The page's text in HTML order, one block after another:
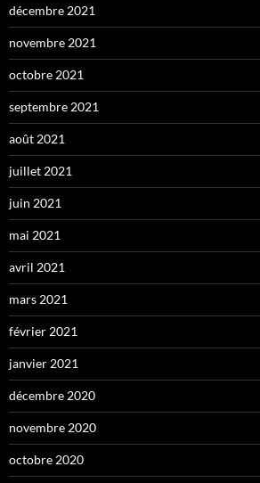
décembre 2021
novembre 2021
octobre 2021
septembre 2021
août 2021
juillet 2021
juin 2021
mai 2021
avril 2021
mars 2021
février 2021
janvier 2021
décembre 2020
novembre 2020
octobre 2020